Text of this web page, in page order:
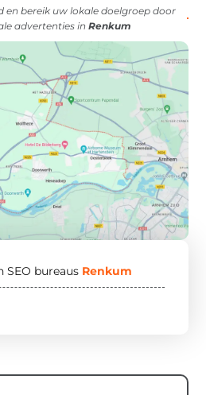
en bereik uw lokale doelgroep door
advertenties inRenkum
SEO bureaus Renkum